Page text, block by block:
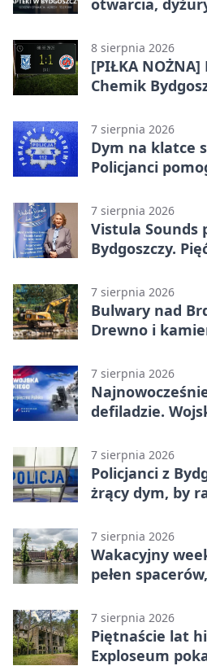
8 sierpnia 2026
[PIŁKA
Chemik
Bydgoszczanie
Wronek
7 sierpnia 2026
Dym na klatce
Policjanci
7 sierpnia 2026
Vistula Sounds
Bydgoszczy.
7 sierpnia 2026
Bulwary nad
Drewno i
7 sierpnia 2026
defiladzie.
7 sierpnia 2026
Policjanci z
żrący dym, by
7 sierpnia 2026
Wakacyjny
pełen
7 sierpnia 2026
Piętnaście lat
Exploseum